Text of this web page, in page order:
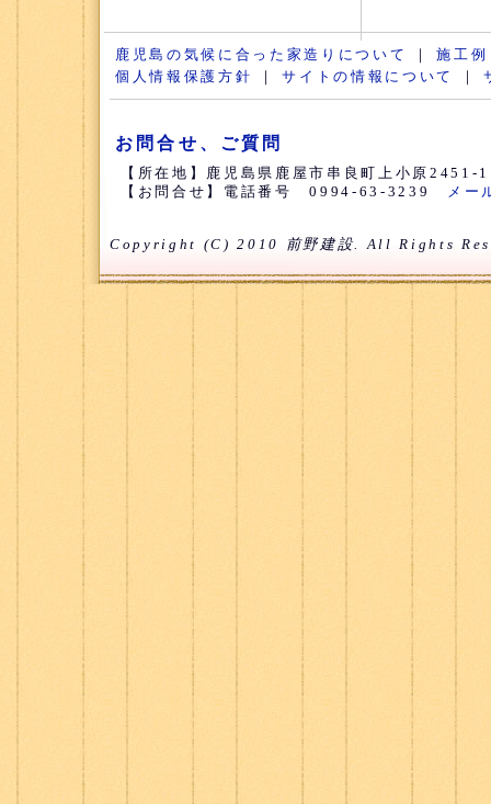
鹿児島の気候に合った家造りについて ｜施工例
個人情報保護方針
｜サイトの情報について ｜
お問合せ、ご質問
【所在地】鹿児島県鹿屋市串良町上小原2451-
【お問合せ】電話番号 0994-63-3239
メー
Copyright (C) 2010 前野建設. All Rights